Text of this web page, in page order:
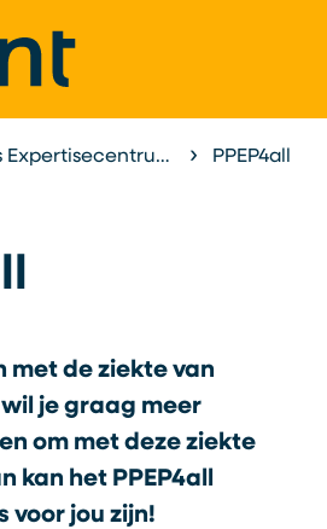
PPEP4all
met de ziekte van
je graag meer
om met deze ziekte
kan het PPEP4all
voor jou zijn!